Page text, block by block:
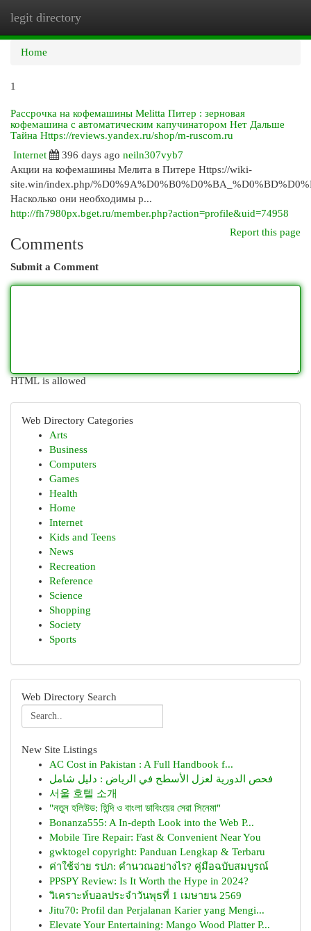
legit directory
Home
1
Рассрочка на кофемашины Melitta Питер : зерновая
кофемашина с автоматическим капучинатором Нет Дальше
Тайна Https://reviews.yandex.ru/shop/m-ruscom.ru
Internet
396 days ago neiln307vyb7
Акции на кофемашины Мелита в Питере Https://wiki-
site.win/index.php/
Насколько они необходимы р...
http://fh7980px.bget.ru/member.php?action=profile&uid=74958
Report this page
Comments
Submit a Comment
HTML is allowed
Web Directory Categories
Arts
Business
Computers
Games
Health
Home
Internet
Kids and Teens
News
Recreation
Reference
Science
Shopping
Society
Sports
Web Directory Search
New Site Listings
AC Cost in Pakistan : A Full Handbook f...
فحص الدورية لعزل الأسطح في الرياض : دليل شامل
서울 호텔 소개
"নতুন হলিউড: হিন্দি ও বাংলা ডাবিংয়ের সেরা সিনেমা"
Bonanza555: A In-depth Look into the Web P...
Mobile Tire Repair: Fast & Convenient Near You
gwktogel copyright: Panduan Lengkap & Terbaru
ค่าใช้จ่าย รปภ: คำนวณอย่างไร? คู่มือฉบับสมบูรณ์
PPSPY Review: Is It Worth the Hype in 2024?
วิเคราะห์บอลประจำวันพุธที่ 1 เมษายน 2569
Jitu70: Profil dan Perjalanan Karier yang Mengi...
Elevate Your Entertaining: Mango Wood Platter P...